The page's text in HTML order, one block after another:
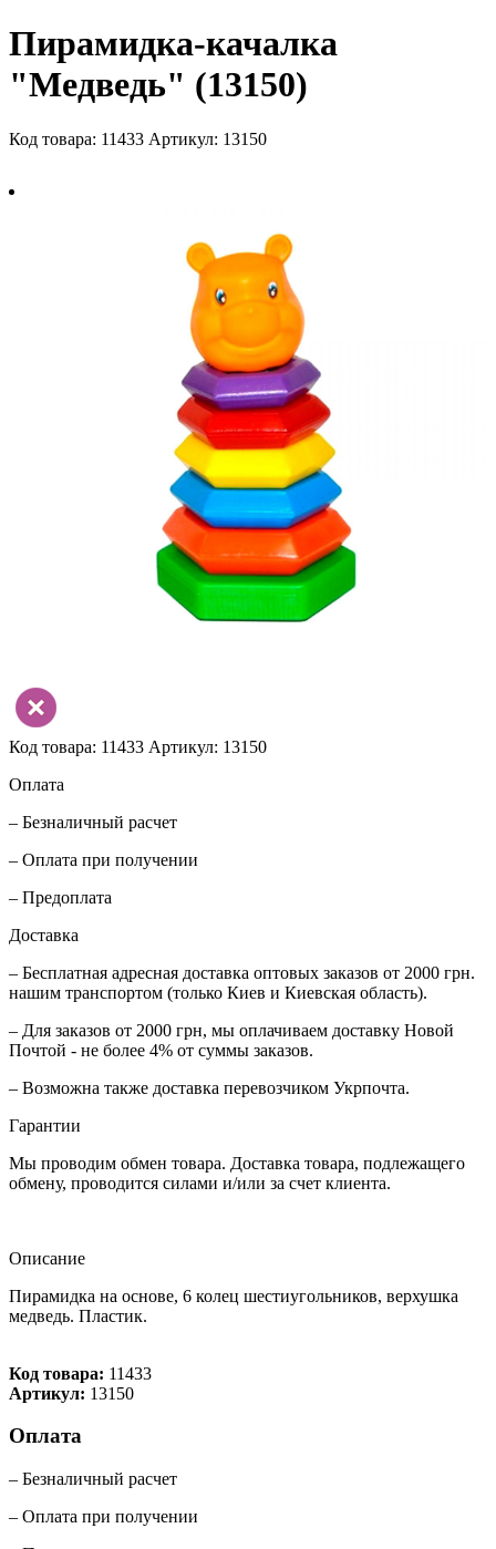
Пирамидка-качалка
"Медведь" (13150)
Код товара: 11433 Артикул: 13150
Код товара: 11433 Артикул: 13150
Оплата
– Безналичный расчет
– Оплата при получении
– Предоплата
Доставка
– Бесплатная адресная доставка оптовых заказов от 2000 грн.
нашим транспортом (только Киев и Киевская область).
– Для заказов от 2000 грн, мы оплачиваем доставку Новой
Почтой - не более 4% от суммы заказов.
– Возможна также доставка перевозчиком Укрпочта.
Гарантии
Мы проводим обмен товара. Доставка товара, подлежащего
обмену, проводится силами и/или за счет клиента.
Описание
Пирамидка на основе, 6 колец шестиугольников, верхушка
медведь. Пластик.
Код товара: 11433
Артикул: 13150
Оплата
– Безналичный расчет
– Оплата при получении